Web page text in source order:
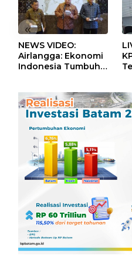
«
NEWS VIDEO:
Airlangga: Ekonomi
Indonesia Tumbuh